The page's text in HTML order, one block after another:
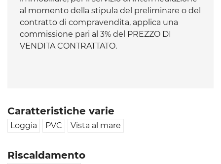
al momento della stipula del preliminare o del
contratto di compravendita, applica una
commissione pari al 3% del PREZZO DI
VENDITA CONTRATTATO.
Caratteristiche varie
Loggia PVC Vista al mare
Riscaldamento